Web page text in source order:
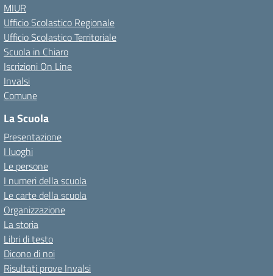
MIUR
Ufficio Scolastico Regionale
Ufficio Scolastico Territoriale
Scuola in Chiaro
Iscrizioni On Line
Invalsi
Comune
La Scuola
Presentazione
I luoghi
Le persone
I numeri della scuola
Le carte della scuola
Organizzazione
La storia
Libri di testo
Dicono di noi
Risultati prove Invalsi